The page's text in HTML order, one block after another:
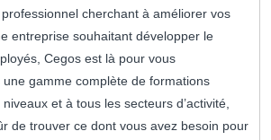
cherchant à améliorer vos
entreprise souhaitant développer le
Cegos est là pour vous
une gamme complète de formations
et à tous les secteurs d’activité,
de trouver ce dont vous avez besoin pour